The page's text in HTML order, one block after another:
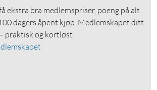
ekstra bra medlemspriser, poeng på alt
dagers åpent kjøp. Medlemskapet ditt
praktisk og kortløst!